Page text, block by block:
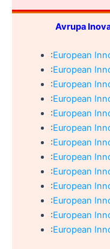
Avrupa
:European
:European
:European
:European
:European
:European
:European
:European
:European
:European
:European
:European
:European